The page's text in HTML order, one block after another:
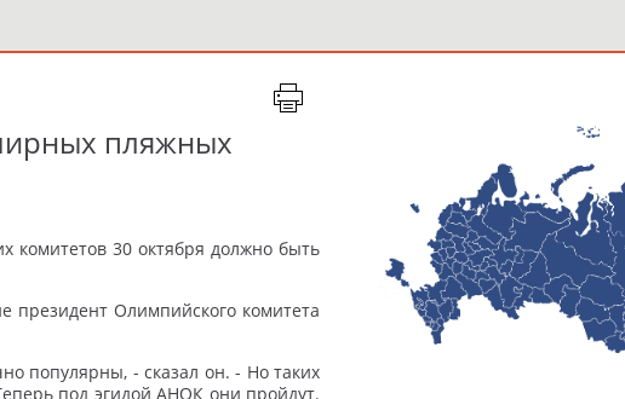
пляжных
комитетов 30 октября должно быть
президент Олимпийского комитета
популярны, - сказал он. - Но таких
под эгидой АНОК они пройдут.